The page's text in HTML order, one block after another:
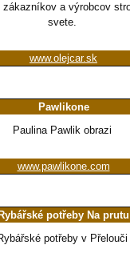
a výrobcov
svete.
www.olejcar.sk
Pawlikone
Paulina Pawlik obrazi
www.pawlikone.com
Rybářské potřeby Na prutu
potřeby v Přelouči